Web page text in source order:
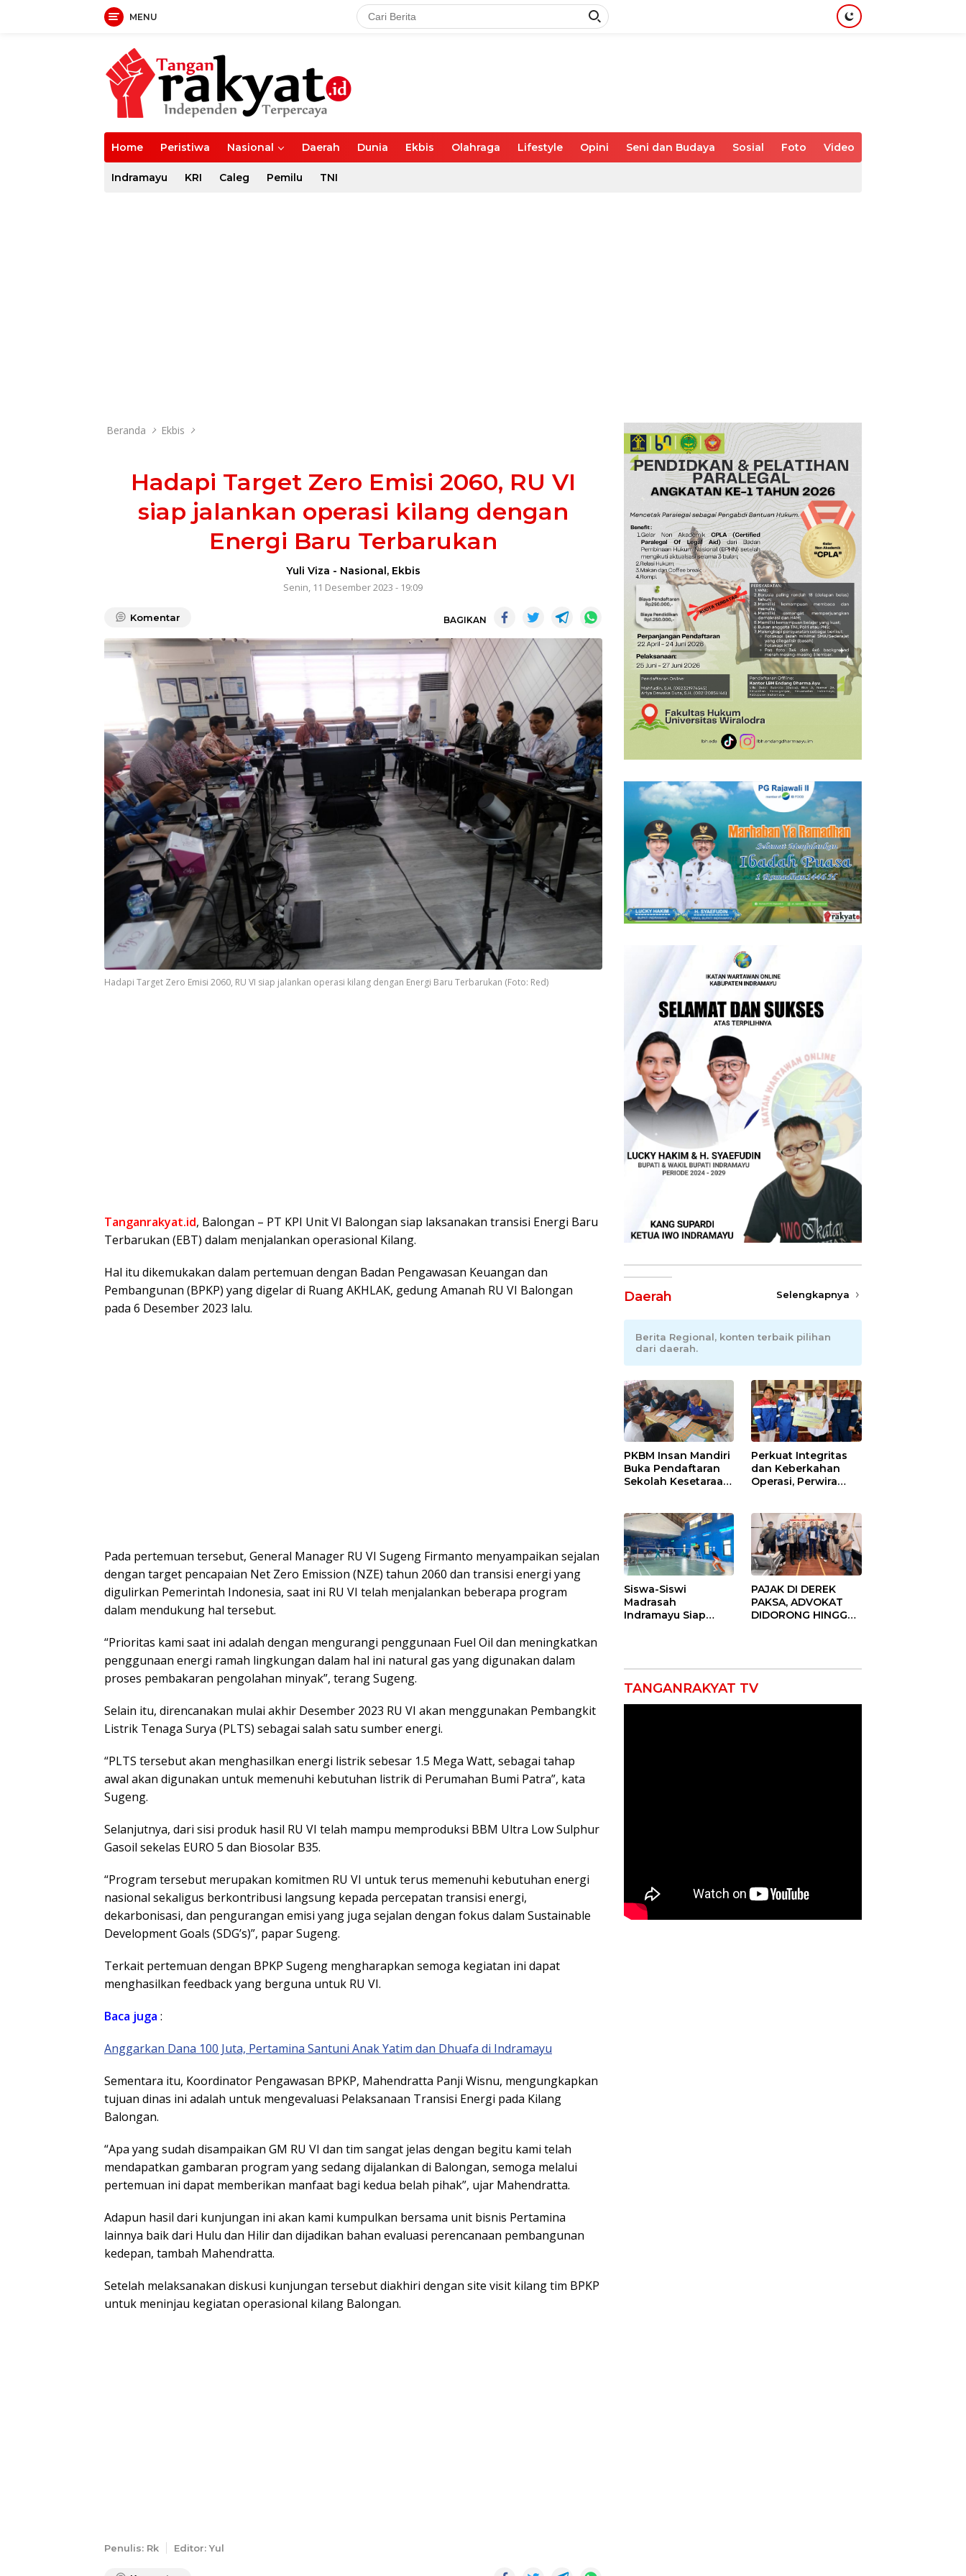
MENU
Home Peristiwa Nasional Daerah Dunia Ekbis Olahraga Lifestyle Opini Seni dan Budaya Sosial Foto Video
Indramayu KRI Caleg Pemilu TNI
Beranda Ekbis
Hadapi Target Zero Emisi 2060, RU VI
siap jalankan operasi kilang dengan
Energi Baru Terbarukan
Yuli Viza - Nasional, Ekbis
Senin, 11 Desember 2023 - 19:09
Komentar BAGIKAN
Hadapi Target Zero Emisi 2060, RU VI siap jalankan operasi kilang dengan Energi Baru Terbarukan (Foto: Red)
Tanganrakyat.id, Balongan – PT KPI Unit VI Balongan siap laksanakan transisi Energi Baru
Terbarukan (EBT) dalam menjalankan operasional Kilang.
Hal itu dikemukakan dalam pertemuan dengan Badan Pengawasan Keuangan dan
Pembangunan (BPKP) yang digelar di Ruang AKHLAK, gedung Amanah RU VI Balongan
pada 6 Desember 2023 lalu.
Pada pertemuan tersebut, General Manager RU VI Sugeng Firmanto menyampaikan sejalan
dengan target pencapaian Net Zero Emission (NZE) tahun 2060 dan transisi energi yang
digulirkan Pemerintah Indonesia, saat ini RU VI telah menjalankan beberapa program
dalam mendukung hal tersebut.
“Prioritas kami saat ini adalah dengan mengurangi penggunaan Fuel Oil dan meningkatkan
penggunaan energi ramah lingkungan dalam hal ini natural gas yang digunakan dalam
proses pembakaran pengolahan minyak”, terang Sugeng.
Selain itu, direncanakan mulai akhir Desember 2023 RU VI akan menggunakan Pembangkit
Listrik Tenaga Surya (PLTS) sebagai salah satu sumber energi.
“PLTS tersebut akan menghasilkan energi listrik sebesar 1.5 Mega Watt, sebagai tahap
awal akan digunakan untuk memenuhi kebutuhan listrik di Perumahan Bumi Patra”, kata
Sugeng.
Selanjutnya, dari sisi produk hasil RU VI telah mampu memproduksi BBM Ultra Low Sulphur
Gasoil sekelas EURO 5 dan Biosolar B35.
“Program tersebut merupakan komitmen RU VI untuk terus memenuhi kebutuhan energi
nasional sekaligus berkontribusi langsung kepada percepatan transisi energi,
dekarbonisasi, dan pengurangan emisi yang juga sejalan dengan fokus dalam Sustainable
Development Goals (SDG’s)”, papar Sugeng.
Terkait pertemuan dengan BPKP Sugeng mengharapkan semoga kegiatan ini dapat
menghasilkan feedback yang berguna untuk RU VI.
Baca juga :
Anggarkan Dana 100 Juta, Pertamina Santuni Anak Yatim dan Dhuafa di Indramayu
Sementara itu, Koordinator Pengawasan BPKP, Mahendratta Panji Wisnu, mengungkapkan
tujuan dinas ini adalah untuk mengevaluasi Pelaksanaan Transisi Energi pada Kilang
Balongan.
“Apa yang sudah disampaikan GM RU VI dan tim sangat jelas dengan begitu kami telah
mendapatkan gambaran program yang sedang dijalankan di Balongan, semoga melalui
pertemuan ini dapat memberikan manfaat bagi kedua belah pihak”, ujar Mahendratta.
Adapun hasil dari kunjungan ini akan kami kumpulkan bersama unit bisnis Pertamina
lainnya baik dari Hulu dan Hilir dan dijadikan bahan evaluasi perencanaan pembangunan
kedepan, tambah Mahendratta.
Setelah melaksanakan diskusi kunjungan tersebut diakhiri dengan site visit kilang tim BPKP
untuk meninjau kegiatan operasional kilang Balongan.
Penulis: Rk Editor: Yul
Daerah Selengkapnya
Berita Regional, konten terbaik pilihan
dari daerah.
PKBM Insan Mandiri
Buka Pendaftaran
Sekolah Kesetaraan
Perkuat Integritas
dan Keberkahan
Operasi, Perwira
Siswa-Siswi
Madrasah
Indramayu Siap
PAJAK DI DEREK
PAKSA, ADVOKAT
DIDORONG HINGGA
Ngamuk Kepung
TANGANRAKYAT TV